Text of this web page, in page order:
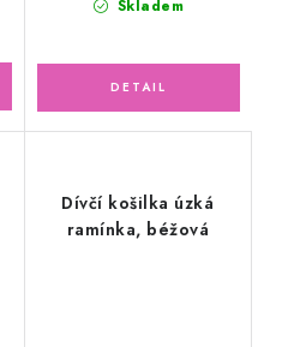
Skladem
Dívčí košilka úzká
ramínka, béžová